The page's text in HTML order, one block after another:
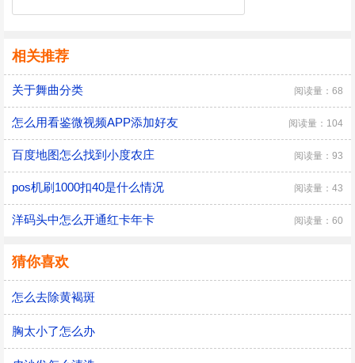
相关推荐
关于舞曲分类 阅读量：68
怎么用看鉴微视频APP添加好友 阅读量：104
百度地图怎么找到小度农庄 阅读量：93
pos机刷1000扣40是什么情况 阅读量：43
洋码头中怎么开通红卡年卡 阅读量：60
猜你喜欢
怎么去除黄褐斑
胸太小了怎么办